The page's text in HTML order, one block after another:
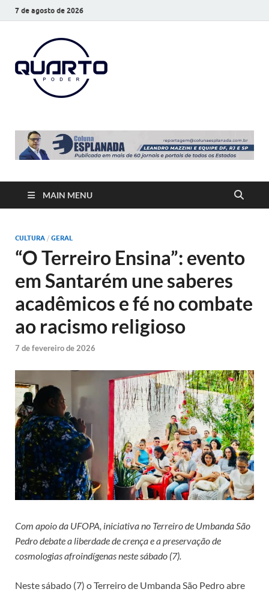
7 de agosto de 2026
MAIN MENU
CULTURA / GERAL
“O Terreiro Ensina”: evento
em Santarém une saberes
acadêmicos e fé no combate
ao racismo religioso
7 de fevereiro de 2026
Com apoio da UFOPA, iniciativa no Terreiro de Umbanda São
Pedro debate a liberdade de crença e a preservação de
cosmologias afroindígenas neste sábado (7).
Neste sábado (7) o Terreiro de Umbanda São Pedro abre